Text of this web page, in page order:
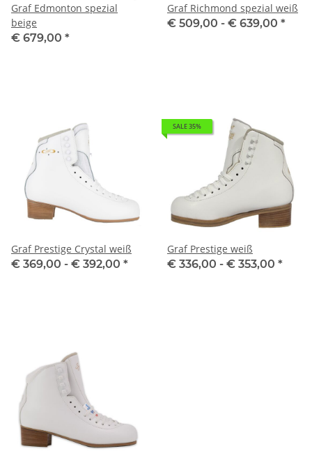
Graf Edmonton spezial
beige
€ 679,00 *
Graf Richmond spezial weiß
€ 509,00 - € 639,00 *
Graf Prestige Crystal weiß
€ 369,00 - € 392,00 *
SALE 35%
Graf Prestige weiß
€ 336,00 - € 353,00 *